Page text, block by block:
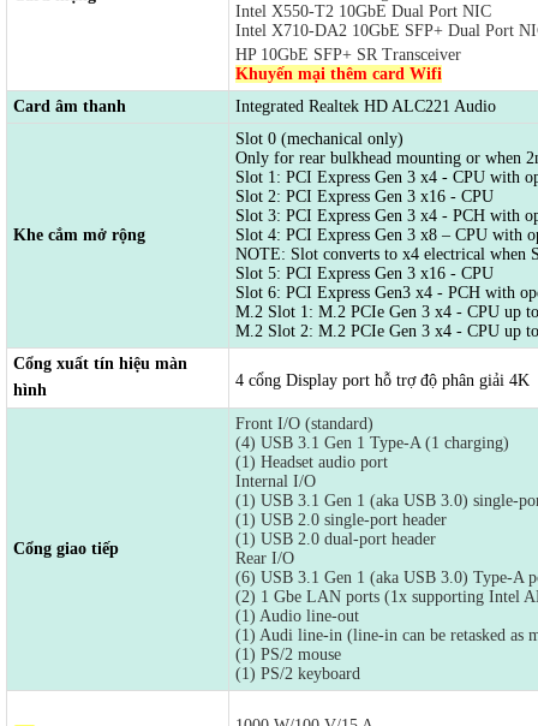
Intel X550-T2 10GbE Dual Port NIC
Intel X710-DA2 10GbE SFP+ Dual Port
HP 10GbE SFP+ SR Transceiver
Khuyến mại thêm card Wifi
Card âm thanh
Integrated Realtek HD ALC221 Audio
Khe cắm mở rộng
Slot 0 (mechanical only)
Only for rear bulkhead mounting or when
Slot 1: PCI Express Gen 3 x4 - CPU with
Slot 2: PCI Express Gen 3 x16 - CPU
Slot 3: PCI Express Gen 3 x4 - PCH with
Slot 4: PCI Express Gen 3 x8 – CPU with
NOTE: Slot converts to x4 electrical when
Slot 5: PCI Express Gen 3 x16 - CPU
Slot 6: PCI Express Gen3 x4 - PCH with
M.2 Slot 1: M.2 PCIe Gen 3 x4 - CPU up
M.2 Slot 2: M.2 PCIe Gen 3 x4 - CPU up
Cổng xuất tín hiệu màn
hình
4 cổng Display port hỗ trợ độ phân giải 4K
Cổng giao tiếp
Front I/O (standard)
(4) USB 3.1 Gen 1 Type-A (1 charging)
(1) Headset audio port
Internal I/O
(1) USB 3.1 Gen 1 (aka USB 3.0) single-
(1) USB 2.0 single-port header
(1) USB 2.0 dual-port header
Rear I/O
(6) USB 3.1 Gen 1 (aka USB 3.0) Type-A
(2) 1 Gbe LAN ports (1x supporting Intel
(1) Audio line-out
(1) Audi line-in (line-in can be retasked as
(1) PS/2 mouse
(1) PS/2 keyboard